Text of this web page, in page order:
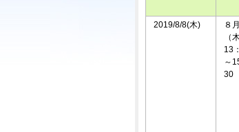
2019/8/8(木)
８
（
13
～
30